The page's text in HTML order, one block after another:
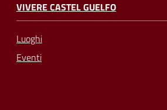
VIVERE CASTEL GUELFO
Luoghi
Eventi